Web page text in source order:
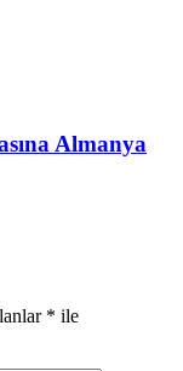
Almanya
* ile